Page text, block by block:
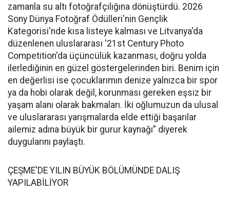
zamanla su altı fotoğrafçılığına dönüştürdü. 2026
Sony Dünya Fotoğraf Ödülleri'nin Gençlik
Kategorisi'nde kısa listeye kalması ve Litvanya'da
düzenlenen uluslararası '21st Century Photo
Competition'da üçüncülük kazanması, doğru yolda
ilerlediğinin en güzel göstergelerinden biri. Benim için
en değerlisi ise çocuklarımın denize yalnızca bir spor
ya da hobi olarak değil, korunması gereken eşsiz bir
yaşam alanı olarak bakmaları. İki oğlumuzun da ulusal
ve uluslararası yarışmalarda elde ettiği başarılar
ailemiz adına büyük bir gurur kaynağı” diyerek
duygularını paylaştı.
ÇEŞME'DE YILIN BÜYÜK BÖLÜMÜNDE DALIŞ
YAPILABİLİYOR